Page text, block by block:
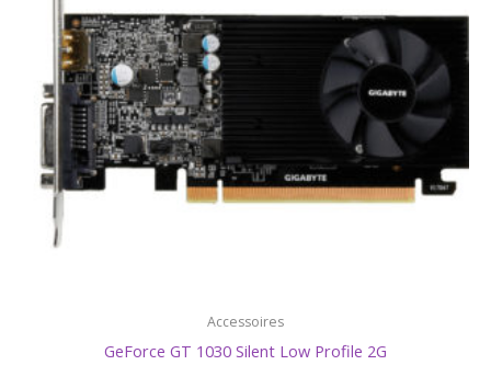
Accessoires
GeForce GT 1030 Silent Low Profile 2G